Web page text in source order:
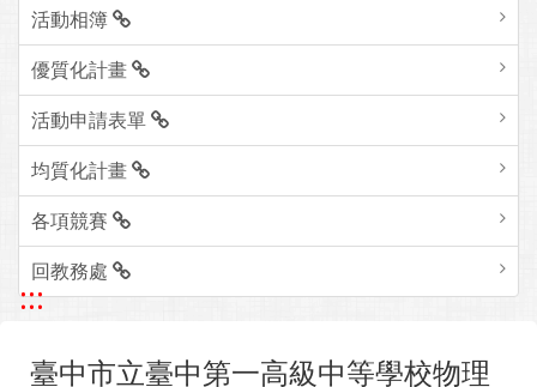
活動相簿
優質化計畫
活動申請表單
均質化計畫
各項競賽
回教務處
:::
臺中市立臺中第一高級中等學校物理